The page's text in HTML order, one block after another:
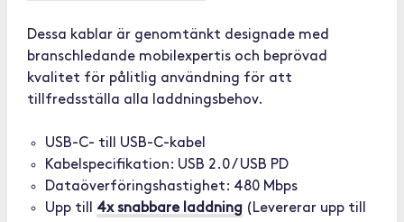
Dessa kablar är genomtänkt designade med
branschledande mobilexpertis och beprövad
kvalitet för pålitlig användning för att
tillfredsställa alla laddningsbehov.
USB-C- till USB-C-kabel
Kabelspecifikation: USB 2.0 / USB PD
Dataöverföringshastighet: 480 Mbps
Upp till 4x snabbare laddning (Levererar upp till